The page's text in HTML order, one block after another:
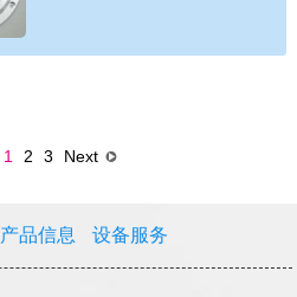
1 2 3 Next
产品信息 设备服务